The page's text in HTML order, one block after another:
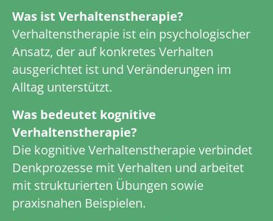
Was ist Verhaltenstherapie?
Verhaltenstherapie ist ein psychologischer
Ansatz, der auf konkretes Verhalten
ausgerichtet ist und Veränderungen im
Alltag unterstützt.
Was bedeutet kognitive
Verhaltenstherapie?
Die kognitive Verhaltenstherapie verbindet
Denkprozesse mit Verhalten und arbeitet
mit strukturierten Übungen sowie
praxisnahen Beispielen.